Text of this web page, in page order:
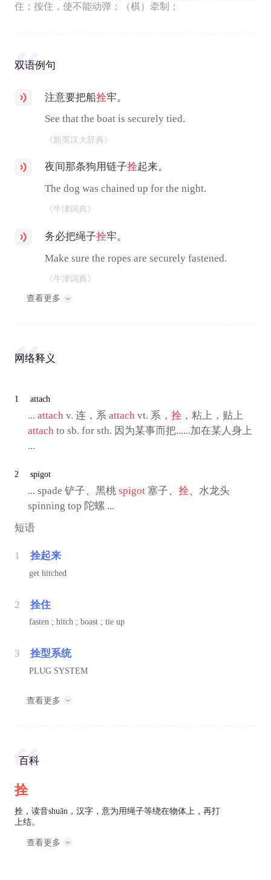
住；按住，使不能动弹；（棋）牵制；
双语例句
注意要把船拴牢。
See that the boat is securely tied.
《新英汉大辞典》
夜间那条狗用链子拴起来。
The dog was chained up for the night.
《牛津词典》
务必把绳子拴牢。
Make sure the ropes are securely fastened.
《牛津词典》
查看更多
网络释义
1 attach
... attach v. 连，系 attach vt. 系， 拴 ，粘上，贴上
attach to sb. for sth. 因为某事而把......加在某人身上
...
2 spigot
... spade 铲子、黑桃 spigot塞子、 拴、水龙头
spinning top 陀螺 ...
短语
1 拴起来
get hitched
2 拴住
fasten ; hitch ; boast ; tie up
3 拴型系统
PLUG SYSTEM
查看更多
百科
拴
拴，读音shuān，汉字，意为用绳子等绕在物体上，再打
上结。
查看更多